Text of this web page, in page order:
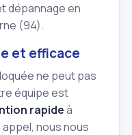
dépannage en
(94).
et efficace
ne peut pas
équipe est
rapideà
nous nous